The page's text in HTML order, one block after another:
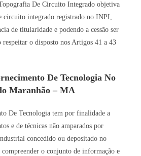
De Circuito Integrado objetiva
circuito integrado registrado no INPI,
de titularidade e podendo a cessão ser
o disposto nos Artigos 41 a 43
De Tecnologia No
Maranhão – MA
De Tecnologia tem por finalidade a
e de técnicas não amparados por
concedido ou depositado no
o conjunto de informação e